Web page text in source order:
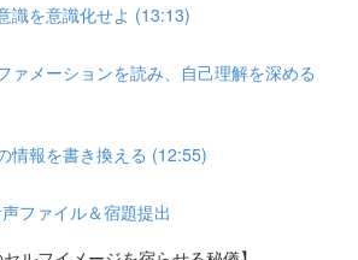
識を意識化せよ (13:13)
メーションを読み、自己理解を深める
情報を書き換える (12:55)
ファイル＆宿題提出